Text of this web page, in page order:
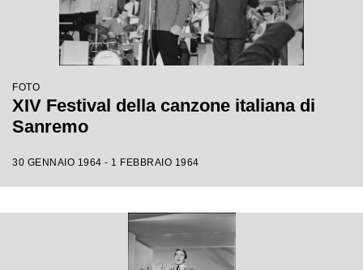
FOTO
XIV Festival della canzone italiana di
Sanremo
30 GENNAIO 1964 - 1 FEBBRAIO 1964